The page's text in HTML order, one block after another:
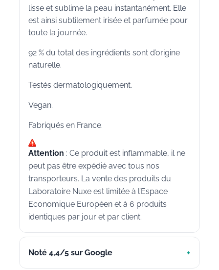
lisse et sublime la peau instantanément. Elle
est ainsi subtilement irisée et parfumée pour
toute la journée.
92 % du total des ingrédients sont d’origine
naturelle.
Testés dermatologiquement.
Vegan.
Fabriqués en France.
Attention : Ce produit est inflammable, il ne
peut pas être expédié avec tous nos
transporteurs. La vente des produits du
Laboratoire Nuxe est limitée à l’Espace
Economique Européen et à 6 produits
identiques par jour et par client.
Noté 4,4/5 sur Google